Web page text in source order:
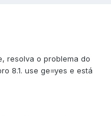
resolva o problema do
8.1. use ge=yes e está